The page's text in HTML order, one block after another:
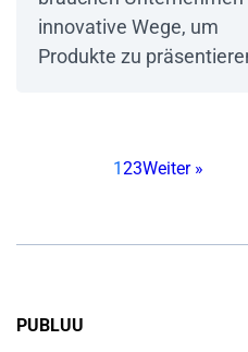
innovative Wege, um
Produkte zu
Diashows. Unsere
123Weiter »
PUBLUU